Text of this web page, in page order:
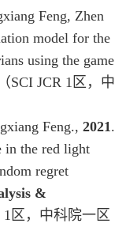
Feng, Zhen
model for the
using the game
SCI JCR 1区，中
Feng.,2021.
in the red light
regret
&
1区，中科院一区